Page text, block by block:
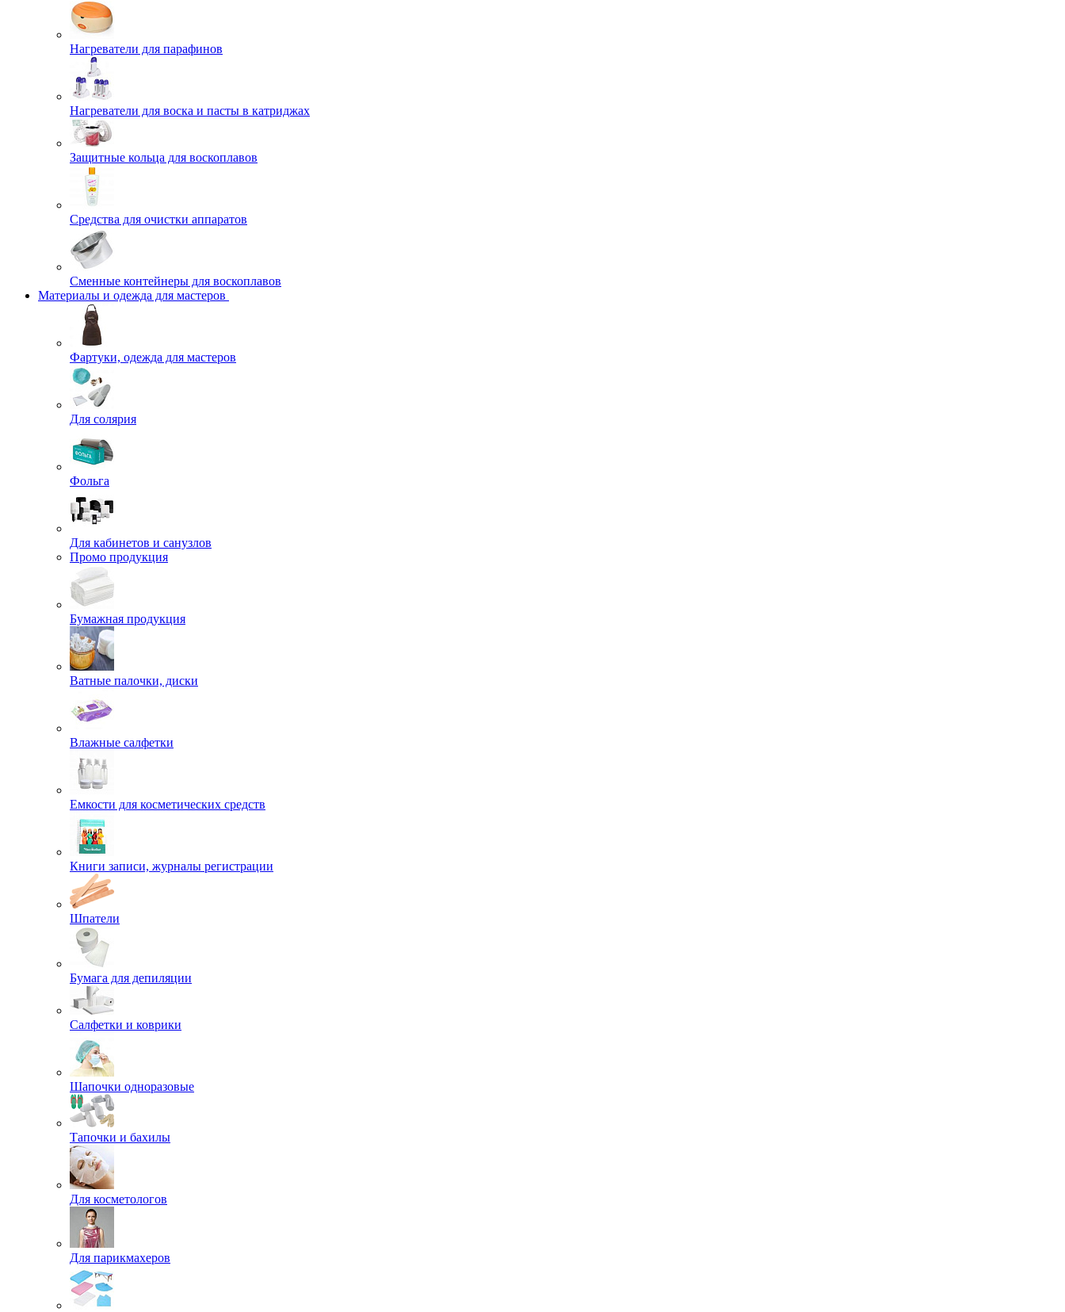
Нагреватели для парафинов
Нагреватели для воска и пасты в катриджах
Защитные кольца для воскоплавов
Средства для очистки аппаратов
Сменные контейнеры для воскоплавов
Материалы и одежда для мастеров
Фартуки, одежда для мастеров
Для солярия
Фольга
Для кабинетов и санузлов
Промо продукция
Бумажная продукция
Ватные палочки, диски
Влажные салфетки
Емкости для косметических средств
Книги записи, журналы регистрации
Шпатели
Бумага для депиляции
Салфетки и коврики
Шапочки одноразовые
Тапочки и бахилы
Для косметологов
Для парикмахеров